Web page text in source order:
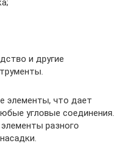
и другие
элементы, что дает
угловые соединения.
разного